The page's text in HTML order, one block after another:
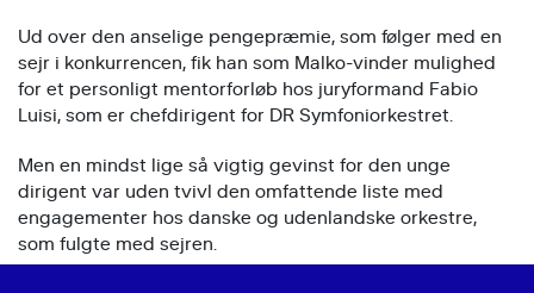
Ud over den anselige pengepræmie, som følger med en
sejr i konkurrencen, fik han som Malko-vinder mulighed
for et personligt mentorforløb hos juryformand Fabio
Luisi, som er chefdirigent for DR Symfoniorkestret.
Men en mindst lige så vigtig gevinst for den unge
dirigent var uden tvivl den omfattende liste med
engagementer hos danske og udenlandske orkestre,
som fulgte med sejren.